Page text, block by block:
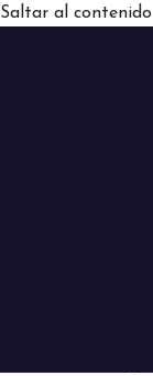
Saltar al contenido